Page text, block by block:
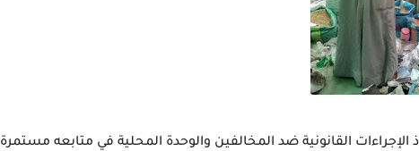
الإجراءات القانونية ضد المخالفين والوحدة المحلية في متابعه مستمرة